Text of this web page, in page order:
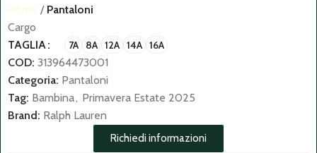
Home
Pantaloni
Cargo
TAGLIA
7A 8A 12A 14A 16A
COD: 313964473001
Categoria: Pantaloni
Tag: Bambina, Primavera Estate 2025
Brand: Ralph Lauren
Richiedi informazioni